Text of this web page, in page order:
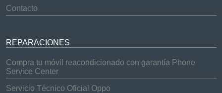
Contacto
REPARACIONES
Compra tu móvil reacondicionado con garantía Phone
Service Center
Servicio Técnico Oficial Oppo